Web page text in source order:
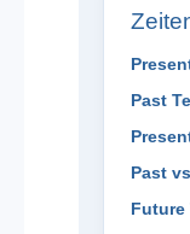
Past
Past
Future